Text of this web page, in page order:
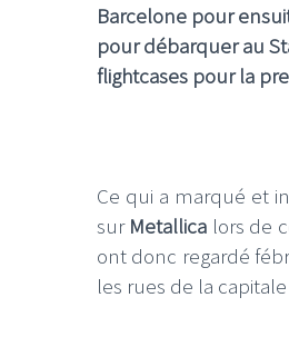
Barcelone pour
pour débarquer au
flightcases pour la
Ce qui a marqué et
sur Metallica lors de
ont donc regardé
les rues de la